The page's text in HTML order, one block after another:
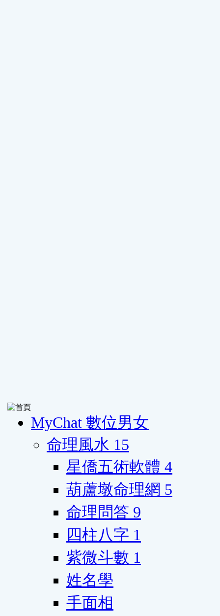
MyChat 數位男女
命理風水 15
星僑五術軟體 4
葫蘆墩命理網 5
命理問答 9
四柱八字 1
紫微斗數 1
姓名學
手面相